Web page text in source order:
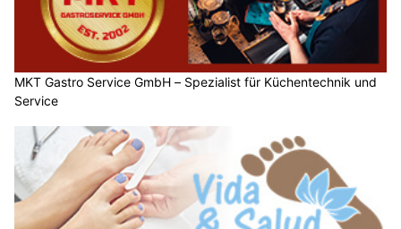
MKT Gastro Service GmbH – Spezialist für Küchentechnik und
Service